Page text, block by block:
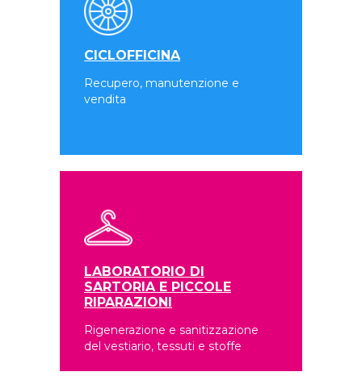
CICLOFFICINA
Recupero, manutenzione e
vendita
LABORATORIO DI
SARTORIA E PICCOLE
RIPARAZIONI
Rigenerazione e sanitizzazione
del vestiario, tessuti e stoffe